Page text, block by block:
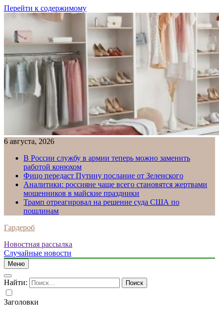
Перейти к содержимому
6 августа, 2026
В России службу в армии теперь можно заменить
работой конюхом
Фицо передаст Путину послание от Зеленского
Аналитики: россияне чаще всего становятся жертвами
мошенников в майские праздники
Трамп отреагировал на решение суда США по
пошлинам
Гардероб
Новостная рассылка
Случайные новости
Меню
Найти:
Заголовки